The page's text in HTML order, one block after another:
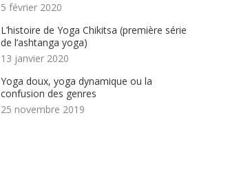
5 février 2020
L’histoire de Yoga Chikitsa (première série
de l’ashtanga yoga)
13 janvier 2020
Yoga doux, yoga dynamique ou la
confusion des genres
25 novembre 2019